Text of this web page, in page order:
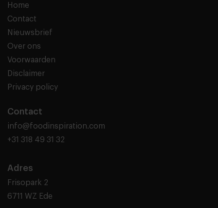
Home
Contact
Nieuwsbrief
Over ons
Voorwaarden
Disclaimer
Privacy policy
Contact
info@foodinspiration.com
+31 318 49 31 32
Adres
Frisopark 2
6711 WZ Ede